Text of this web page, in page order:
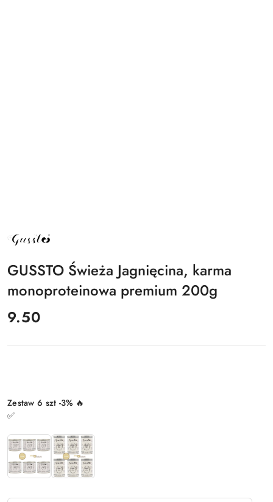
NAZWA
PRODUCENTA:
GUSSTO Świeża Jagnięcina, karma
monoproteinowa premium 200g
cena:
9.50
Wariant
Zestaw 6 szt -3% 🔥
✅